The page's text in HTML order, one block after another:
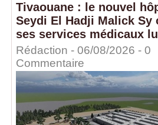
Tivaouane : le nouvel
Seydi El Hadji Malick Sy
ses services médicaux
Rédaction - 06/08/2026 - 0
Commentaire